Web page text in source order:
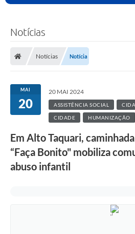
Notícias
Notícias Notícia
MAI
20
20 MAI 2024
ASSISTÊNCIA SOCIAL
CIDADE HUMANIZAÇÃO
Em Alto Taquari,
“Faça Bonito" mobiliza
abuso infantil